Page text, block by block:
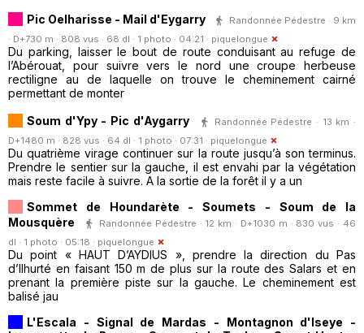
Pic Oelharisse - Mail d'Eygarry
Randonnée Pédestre · 9 km
· D+730 m · 808 vus · 68 dl · 1 photo · 04:21 · piquelongue
Du parking, laisser le bout de route conduisant au refuge de
l’Abérouat, pour suivre vers le nord une croupe herbeuse
rectiligne au de laquelle on trouve le cheminement cairné
permettant de monter
Soum d'Ypy - Pic d'Aygarry
Randonnée Pédestre · 13 km ·
D+1480 m · 828 vus · 64 dl · 1 photo · 07:31 · piquelongue
Du quatrième virage continuer sur la route jusqu’à son terminus.
Prendre le sentier sur la gauche, il est envahi par la végétation
mais reste facile à suivre. A la sortie de la forêt il y a un
Sommet de Houndarète - Soumets - Soum de la
Mousquère
Randonnée Pédestre · 12 km · D+1030 m · 830 vus · 46
dl · 1 photo · 05:18 · piquelongue
Du point « HAUT D’AYDIUS », prendre la direction du Pas
d’Ilhurté en faisant 150 m de plus sur la route des Salars et en
prenant la première piste sur la gauche. Le cheminement est
balisé jau
L'Escala - Signal de Mardas - Montagnon d'Iseye -